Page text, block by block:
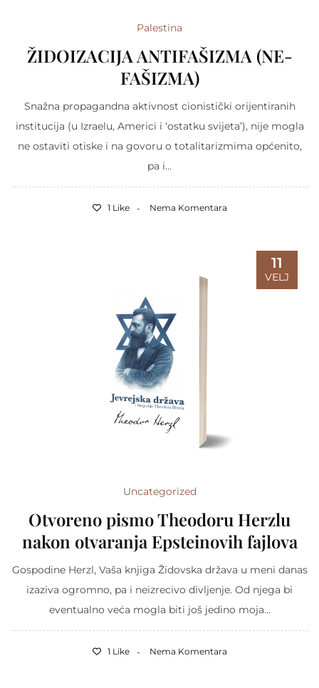
Palestina
ŽIDOIZACIJA ANTIFAŠIZMA (NE-
FAŠIZMA)
Snažna propagandna aktivnost cionistički orijentiranih
institucija (u Izraelu, Americi i ‘ostatku svijeta’), nije mogla
ne ostaviti otiske i na govoru o totalitarizmima općenito,
pa i...
1 Like Nema Komentara
11
VELJ
Uncategorized
Otvoreno pismo Theodoru Herzlu
nakon otvaranja Epsteinovih fajlova
Gospodine Herzl, Vaša knjiga Židovska država u meni danas
izaziva ogromno, pa i neizrecivo divljenje. Od njega bi
eventualno veća mogla biti još jedino moja...
1 Like Nema Komentara